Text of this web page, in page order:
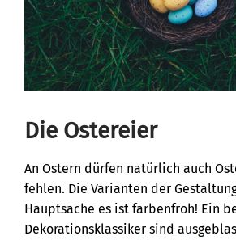
Die Ostereier
An Ostern dürfen natürlich auch
fehlen. Die Varianten der
Hauptsache es ist farbenfroh! Ein
Dekorationsklassiker sind